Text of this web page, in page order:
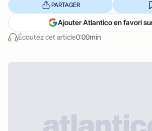
Écoutez cet article0:00min
PARTAGER
Ajouter Atlantico en favori